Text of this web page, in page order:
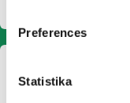
Preferences
Statistika